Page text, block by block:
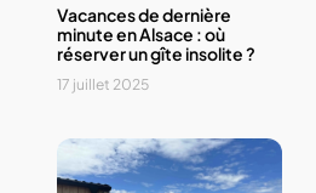
Vacances de dernière
minute en Alsace : où
réserver un gîte insolite ?
17 juillet 2025